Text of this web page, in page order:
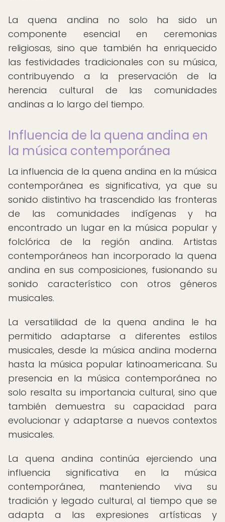
La quena andina no solo ha sido un
componente esencial en ceremonias
religiosas, sino que también ha enriquecido
las festividades tradicionales con su música,
contribuyendo a la preservación de la
herencia cultural de las comunidades
andinas a lo largo del tiempo.
Influencia de la quena andina en
la música contemporánea
La influencia de la quena andina en la música
contemporánea es significativa, ya que su
sonido distintivo ha trascendido las fronteras
de las comunidades indígenas y ha
encontrado un lugar en la música popular y
folclórica de la región andina. Artistas
contemporáneos han incorporado la quena
andina en sus composiciones, fusionando su
sonido característico con otros géneros
musicales.
La versatilidad de la quena andina le ha
permitido adaptarse a diferentes estilos
musicales, desde la música andina moderna
hasta la música popular latinoamericana. Su
presencia en la música contemporánea no
solo resalta su importancia cultural, sino que
también demuestra su capacidad para
evolucionar y adaptarse a nuevos contextos
musicales.
La quena andina continúa ejerciendo una
influencia significativa en la música
contemporánea, manteniendo viva su
tradición y legado cultural, al tiempo que se
adapta a las expresiones artísticas y